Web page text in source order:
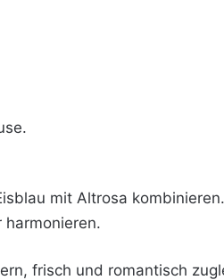
mit Altrosa
frisch und romantisch